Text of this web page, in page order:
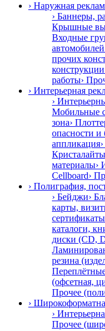
› Наружная
› Баннеры,
Крышные
Входные
автомобилей
прочих
конструкции
работы›
› Интерьерная
›
Мобильные
зона›
опасности и
аппликация
материалы›
Cellboard›
› Полиграфия,
› Бейджи›
карты,
сертификаты
каталоги,
диски (CD,
резина
(офсетная,
Прочее
›
›
Прочее